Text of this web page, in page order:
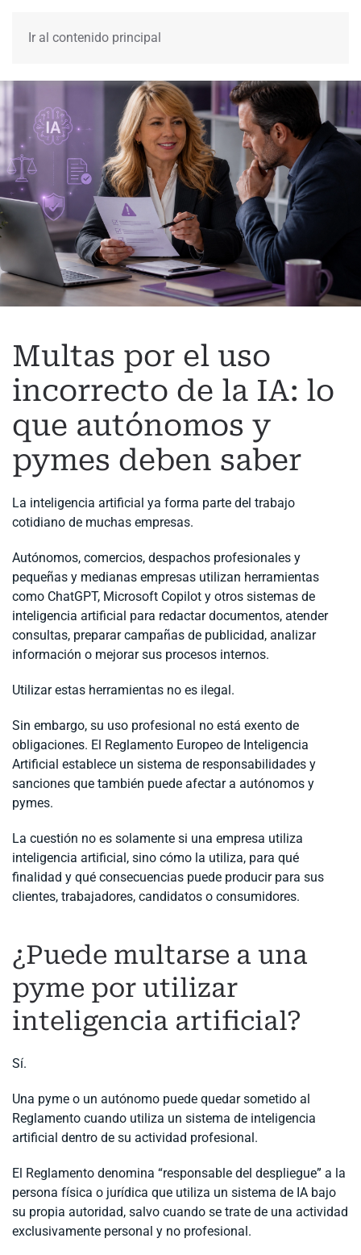
Ir al contenido principal
Multas por el uso
incorrecto de la IA: lo
que autónomos y
pymes deben saber
La inteligencia artificial ya forma parte del trabajo
cotidiano de muchas empresas.
Autónomos, comercios, despachos profesionales y
pequeñas y medianas empresas utilizan herramientas
como ChatGPT, Microsoft Copilot y otros sistemas de
inteligencia artificial para redactar documentos, atender
consultas, preparar campañas de publicidad, analizar
información o mejorar sus procesos internos.
Utilizar estas herramientas no es ilegal.
Sin embargo, su uso profesional no está exento de
obligaciones. El Reglamento Europeo de Inteligencia
Artificial establece un sistema de responsabilidades y
sanciones que también puede afectar a autónomos y
pymes.
La cuestión no es solamente si una empresa utiliza
inteligencia artificial, sino cómo la utiliza, para qué
finalidad y qué consecuencias puede producir para sus
clientes, trabajadores, candidatos o consumidores.
¿Puede multarse a una
pyme por utilizar
inteligencia artificial?
Sí.
Una pyme o un autónomo puede quedar sometido al
Reglamento cuando utiliza un sistema de inteligencia
artificial dentro de su actividad profesional.
El Reglamento denomina “responsable del despliegue” a la
persona física o jurídica que utiliza un sistema de IA bajo
su propia autoridad, salvo cuando se trate de una actividad
exclusivamente personal y no profesional.